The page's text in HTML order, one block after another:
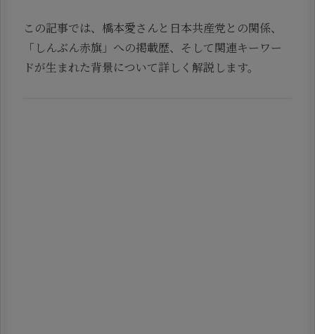
この記事では、橋本愛さんと日本共産党との関係、
「しんぶん赤旗」への掲載歴、そして関連キーワー
ドが生まれた背景について詳しく解説します。